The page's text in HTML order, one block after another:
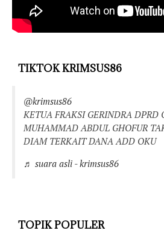
TIKTOK KRIMSUS86
@krimsus86
KETUA FRAKSI GERINDRA DPRD
MUHAMMAD ABDUL GHOFUR
DIAM TERKAIT DANA ADD OKU
♬ suara asli - krimsus86
TOPIK POPULER